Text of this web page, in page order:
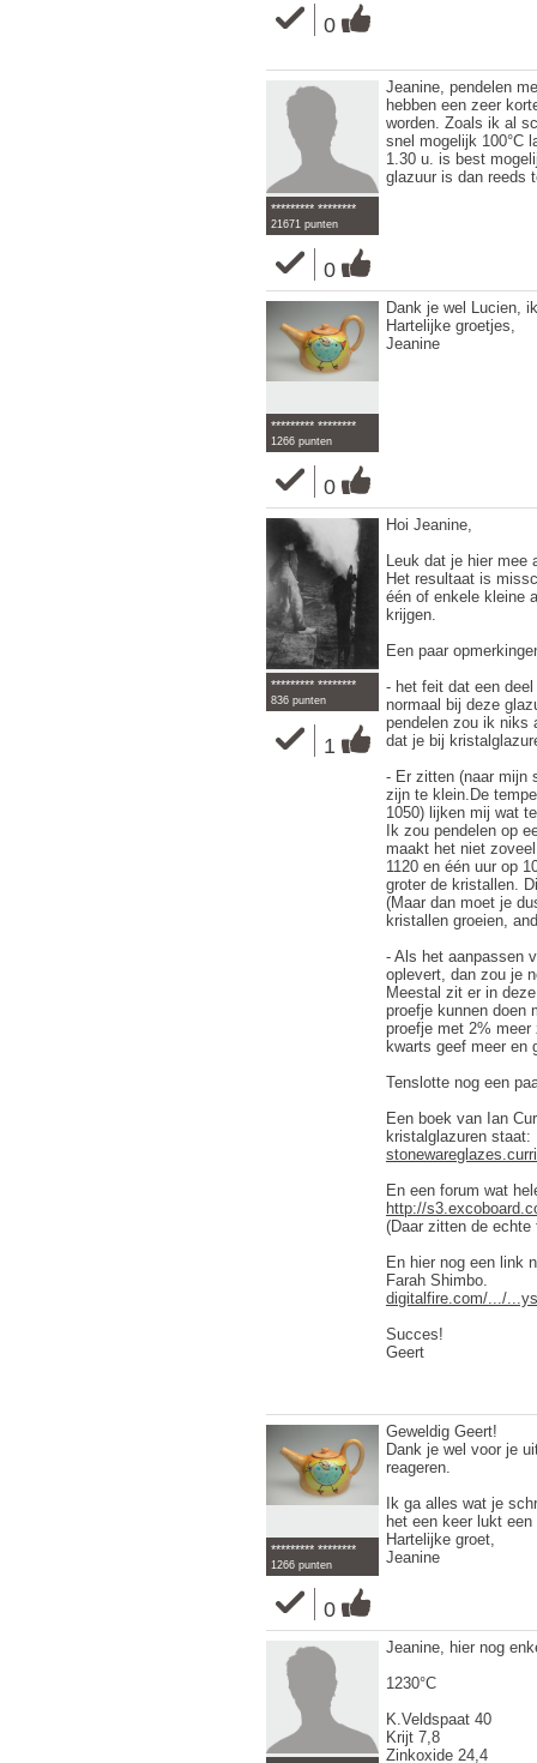
0
********* ********
21671 punten
0
Jeanine, pendelen
hebben een zeer
worden. Zoals ik al
snel mogelijk 100°C
1.30 u. is best
glazuur is dan reeds
********* ********
1266 punten
0
Dank je wel Lucien,
Hartelijke groetjes,
Jeanine
********* ********
836 punten
1
Hoi Jeanine,
Leuk dat je hier mee
Het resultaat is
één of enkele kleine
krijgen.
Een paar
- het feit dat een
normaal bij deze
pendelen zou ik niks
dat je bij
- Er zitten (naar mijn
zijn te klein.De
1050) lijken mij wat
Ik zou pendelen op
maakt het niet
1120 en één uur op
groter de kristallen.
(Maar dan moet je
kristallen groeien,
- Als het aanpassen
oplevert, dan zou je
Meestal zit er in
proefje kunnen doen
proefje met 2%
kwarts geef meer en
Tenslotte nog een
Een boek van Ian
kristalglazuren staat:
En een forum wat
http://
(Daar zitten de echte
En hier nog een link
Farah Shimbo.
digitalfire.com/.../
Succes!
Geert
********* ********
1266 punten
0
Geweldig Geert!
Dank je wel voor je
reageren.
Ik ga alles wat je
het een keer lukt
Hartelijke groet,
Jeanine
Jeanine, hier nog
1230°C
K.Veldspaat 40
Krijt 7,8
Zinkoxide 24,4